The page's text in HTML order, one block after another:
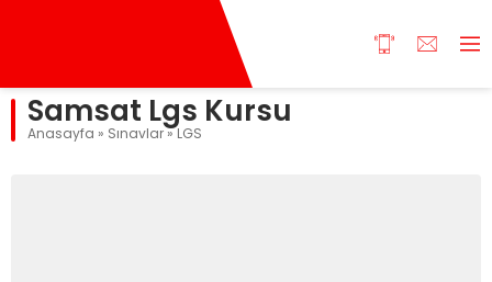
Samsat Lgs Kursu
Anasayfa » Sınavlar » LGS